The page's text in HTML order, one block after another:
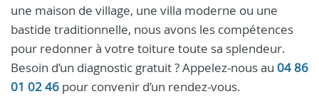
une maison de village, une villa moderne ou une
bastide traditionnelle, nous avons les compétences
pour redonner à votre toiture toute sa splendeur.
Besoin d’un diagnostic gratuit ? Appelez-nous au 04 86
01 02 46 pour convenir d’un rendez-vous.